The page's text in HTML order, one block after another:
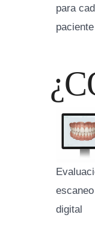
para
paciente
escaneo
digital